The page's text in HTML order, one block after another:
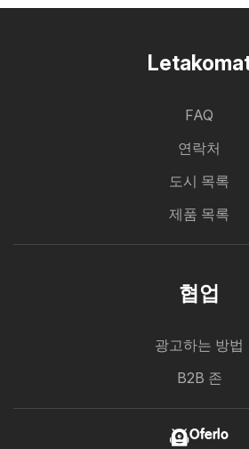
FAQ
연락처
도시 목록
제품 목록
협업
광고하는 방법
B2B 존
Oferlo